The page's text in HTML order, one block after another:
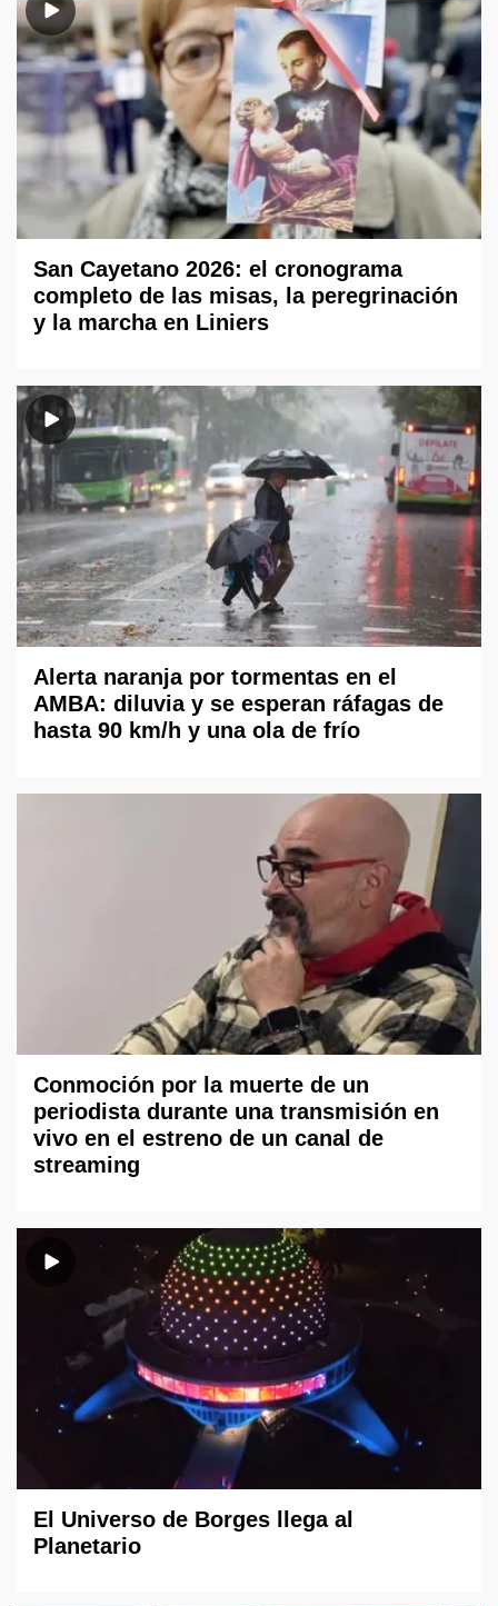
San Cayetano 2026: el cronograma
completo de las misas, la peregrinación
y la marcha en Liniers
Alerta naranja por tormentas en el
AMBA: diluvia y se esperan ráfagas de
hasta 90 km/h y una ola de frío
Conmoción por la muerte de un
periodista durante una transmisión en
vivo en el estreno de un canal de
streaming
El Universo de Borges llega al
Planetario